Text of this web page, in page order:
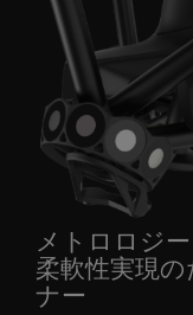
メトロロジ
柔軟性実現
ナー